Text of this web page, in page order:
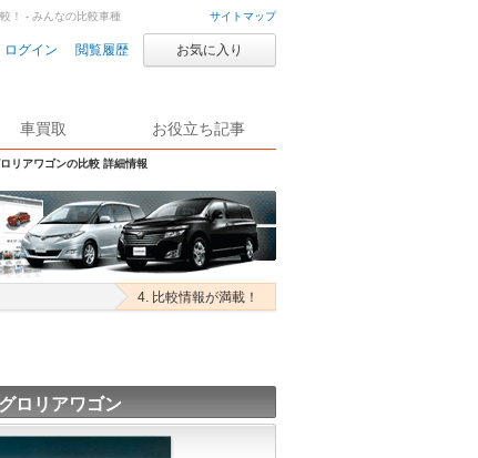
サイトマップ
ログイン 閲覧履歴 お気に入り
車買取 お役立ち記事
リアワゴンの比較 詳細情報
！ - みんなの比較車種
4. 比較情報が満載！
ロリアワゴン